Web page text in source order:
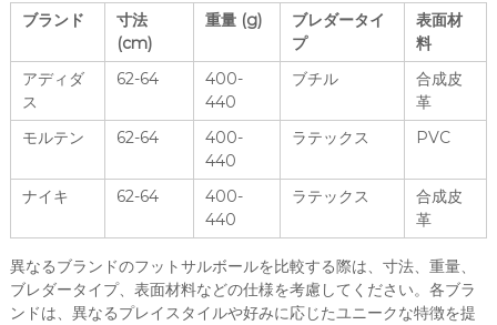
ブランド
寸法
(cm)
重量 (g)
ブレダータイ
プ
表面材
料
アディダ
ス
62-64
400-
440
ブチル
合成皮
革
モルテン
62-64
400-
440
ラテックス PVC
ナイキ 62-64
400-
440
ラテックス
合成皮
革
異なるブランドのフットサルボールを比較する際は、寸法、重量、
ブレダータイプ、表面材料などの仕様を考慮してください。各ブラ
ンドは、異なるプレイスタイルや好みに応じたユニークな特徴を提